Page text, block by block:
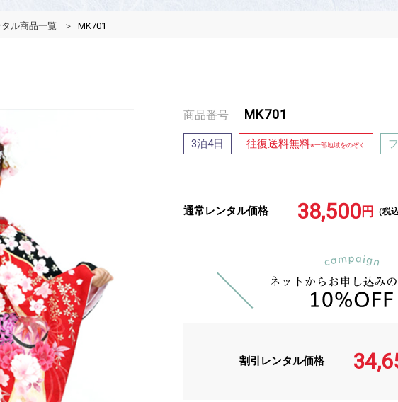
ル商品一覧 MK701
商品番号 MK701
3泊4日 往復送料無料※一部地域をのぞく
通常レンタル価格 38,500円 （税
割引レンタル価格